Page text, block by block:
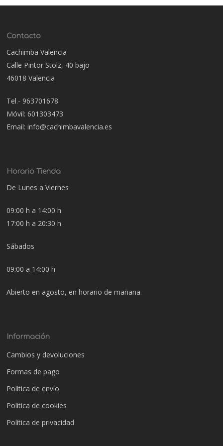
Contacto
Cachimba Valencia
Calle Pintor Stolz, 40 bajo
46018 Valencia
Tel.- 963701678
Móvil: 601303473
Email: info@cachimbavalencia.es
Horario Tienda
De Lunes a Viernes
09:00 h a 14:00 h
17:00 h a 20:30 h
Sábados
09:00 a 14:00 h
Abierto en agosto, en horario de mañana.
Información
Cambios y devoluciones
Formas de pago
Política de envío
Política de cookies
Política de privacidad